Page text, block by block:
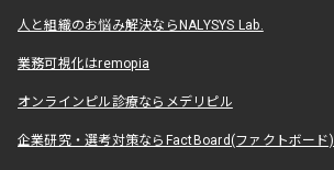
人と組織のお悩み解決ならNALYSYS Lab.
業務可視化はremopia
オンラインピル診療ならメデリピル
企業研究・選考対策ならFactBoard(ファクトボード)